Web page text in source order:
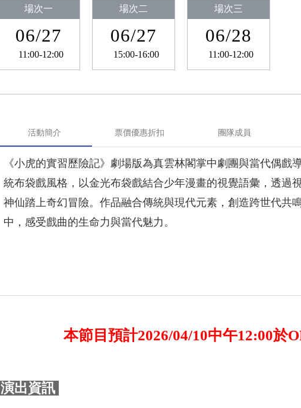
場次一
06/27
11:00-12:00
場次二
06/27
15:00-16:00
場次三
06/28
11:00-12:00
活動簡介 票價優惠折扣 團隊成員
《小虎的實習歷險記》劇場版為真雲林閣掌中劇團與當代偶
統布袋戲風格，以金光布袋戲結合少年漫畫的視覺語彙，透過
神仙踏上奇幻冒險。作品融合傳統與現代元素，創造跨世代共
中，感受戲曲的生命力與當代魅力。
本節目預計2026/04/10中午12:00於
演出資訊